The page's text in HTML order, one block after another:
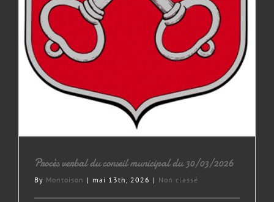
Procès verbal du conseil municipal du 30/03/2026
By Montoison | mai 13th, 2026 | Non classé